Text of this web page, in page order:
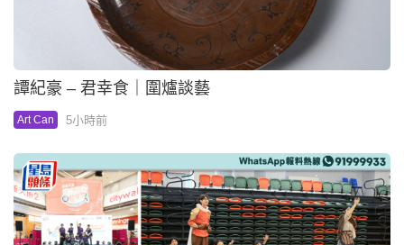
譚紀豪 – 君幸食｜圍爐談藝
Art Can 5小時前